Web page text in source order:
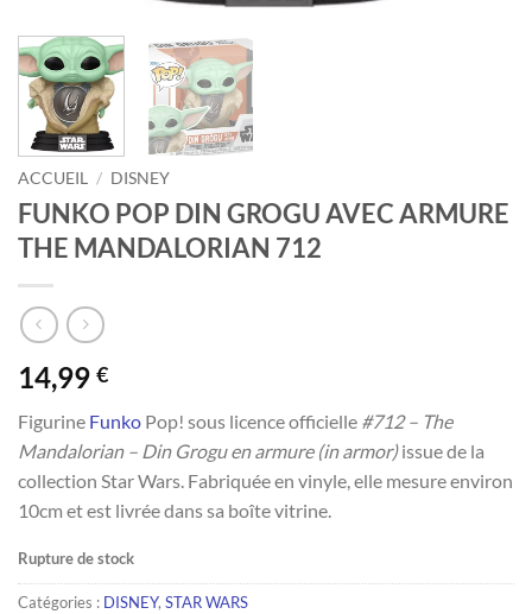
ACCUEIL / DISNEY
FUNKO POP DIN GROGU AVEC ARMURE
THE MANDALORIAN 712
14,99 €
Figurine Funko Pop! sous licence officielle #712 – The
Mandalorian – Din Grogu en armure (in armor)issue de la
collection Star Wars. Fabriquée en vinyle, elle mesure environ
10cm et est livrée dans sa boîte vitrine.
Rupture de stock
Catégories : DISNEY, STAR WARS